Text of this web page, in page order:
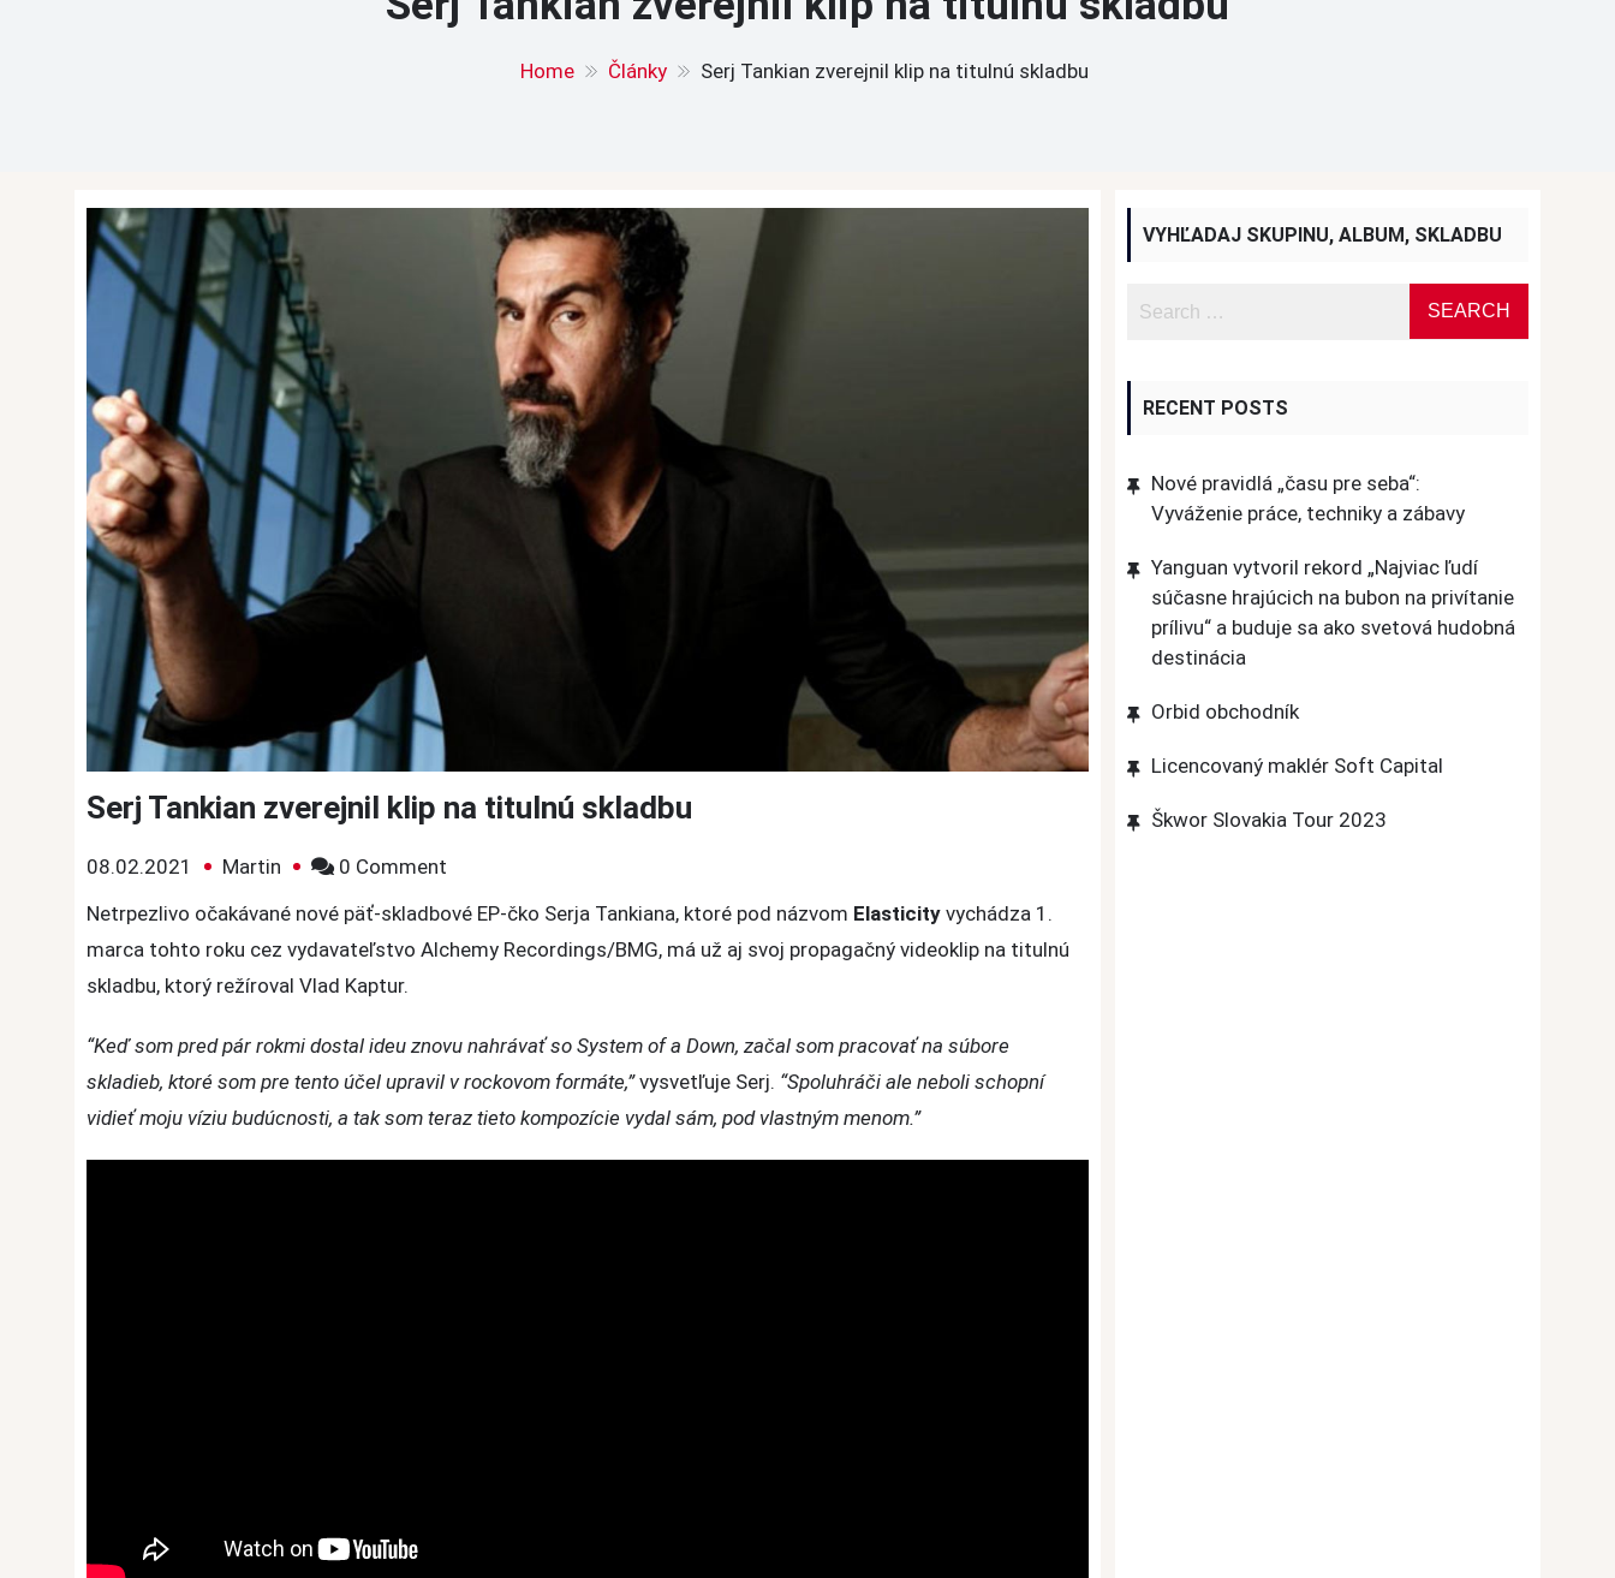
Home Články Serj Tankian zverejnil klip na titulnú skladbu
Serj Tankian zverejnil klip na titulnú skladbu
08.02.2021 Martin 0 Comment
zverejnil
titulnú
skladbu
Netrpezlivo očakávané nové päť-skladbové EP-čko Serja Tankiana, ktoré pod názvom Elasticity vychádza 1.
marca tohto roku cez vydavateľstvo Alchemy Recordings/BMG, má už aj svoj propagačný videoklip na titulnú
skladbu, ktorý režíroval Vlad Kaptur.
“Keď som pred pár rokmi dostal ideu znovu nahrávať so System of a Down, začal som pracovať na súbore
skladieb, ktoré som pre tento účel upravil v rockovom formáte,”vysvetľuje Serj. “Spoluhráči ale neboli schopní
vidieť moju víziu budúcnosti, a tak som teraz tieto kompozície vydal sám, pod vlastným menom.”
VYHĽADAJ SKUPINU, ALBUM, SKLADBU
RECENT POSTS
Nové pravidlá „času pre seba“:
Vyváženie práce, techniky a zábavy
Yanguan vytvoril rekord „Najviac ľudí
súčasne hrajúcich na bubon na privítanie
prílivu“ a buduje sa ako svetová hudobná
destinácia
Orbid obchodník
Licencovaný maklér Soft Capital
Škwor Slovakia Tour 2023